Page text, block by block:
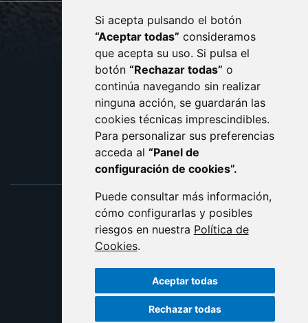
Si acepta pulsando el botón
“Aceptar todas” consideramos
que acepta su uso. Si pulsa el
botón “Rechazar todas” o
continúa navegando sin realizar
ninguna acción, se guardarán las
cookies técnicas imprescindibles.
Para personalizar sus preferencias
acceda al “Panel de
configuración de cookies”.
Puede consultar más información,
cómo configurarlas y posibles
riesgos en nuestra Política de
Cookies.
Aceptar todas
Rechazar todas
CONTACTO
AVISO LEGAL
PROTECCIÓN DE DATOS
POLÍTICA DE COOKIES
ACCESIBILIDAD
ENLACE EXTERNO AL